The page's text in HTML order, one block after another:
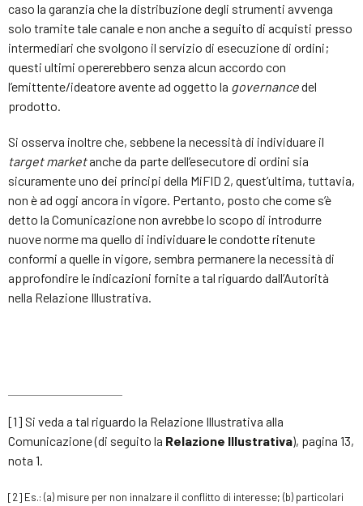
caso la garanzia che la distribuzione degli strumenti avvenga
solo tramite tale canale e non anche a seguito di acquisti presso
intermediari che svolgono il servizio di esecuzione di ordini;
questi ultimi opererebbero senza alcun accordo con
l’emittente/ideatore avente ad oggetto la governancedel
prodotto.
Si osserva inoltre che, sebbene la necessità di individuare il
target marketanche da parte dell’esecutore di ordini sia
sicuramente uno dei principi della MiFID 2, quest’ultima, tuttavia,
non è ad oggi ancora in vigore. Pertanto, posto che come s’è
detto la Comunicazione non avrebbe lo scopo di introdurre
nuove norme ma quello di individuare le condotte ritenute
conformi a quelle in vigore, sembra permanere la necessità di
approfondire le indicazioni fornite a tal riguardo dall’Autorità
nella Relazione Illustrativa.
[1] Si veda a tal riguardo la Relazione Illustrativa alla
Comunicazione (di seguito la Relazione Illustrativa), pagina 13,
nota 1.
[2] Es.: (a) misure per non innalzare il conflitto di interesse; (b) particolari